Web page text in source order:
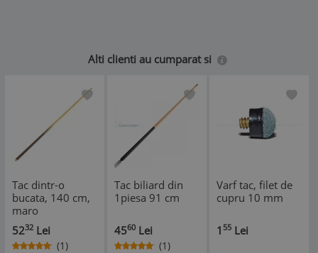
Alti clienti au cumparat si
Tac dintr-o
bucata, 140 cm,
maro
5232 Lei
(1)
Tac biliard din
1piesa 91 cm
4560 Lei
(1)
Varf tac, filet de
cupru 10 mm
1 55 Lei